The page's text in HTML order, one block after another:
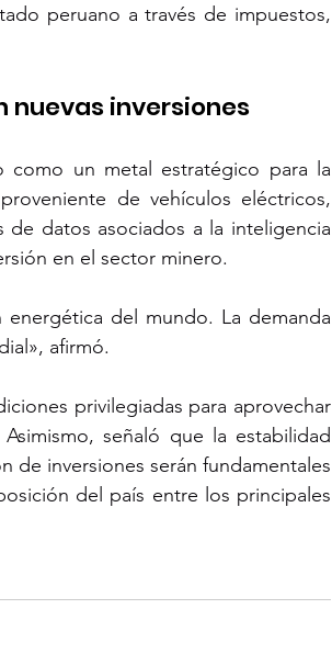
peruano a través de impuestos,
inversiones
un metal estratégico para la
de vehículos eléctricos,
de datos asociados a la inteligencia
en el sector minero.
del mundo. La demanda
afirmó.
privilegiadas para aprovechar
señaló que la estabilidad
de inversiones serán fundamentales
del país entre los principales